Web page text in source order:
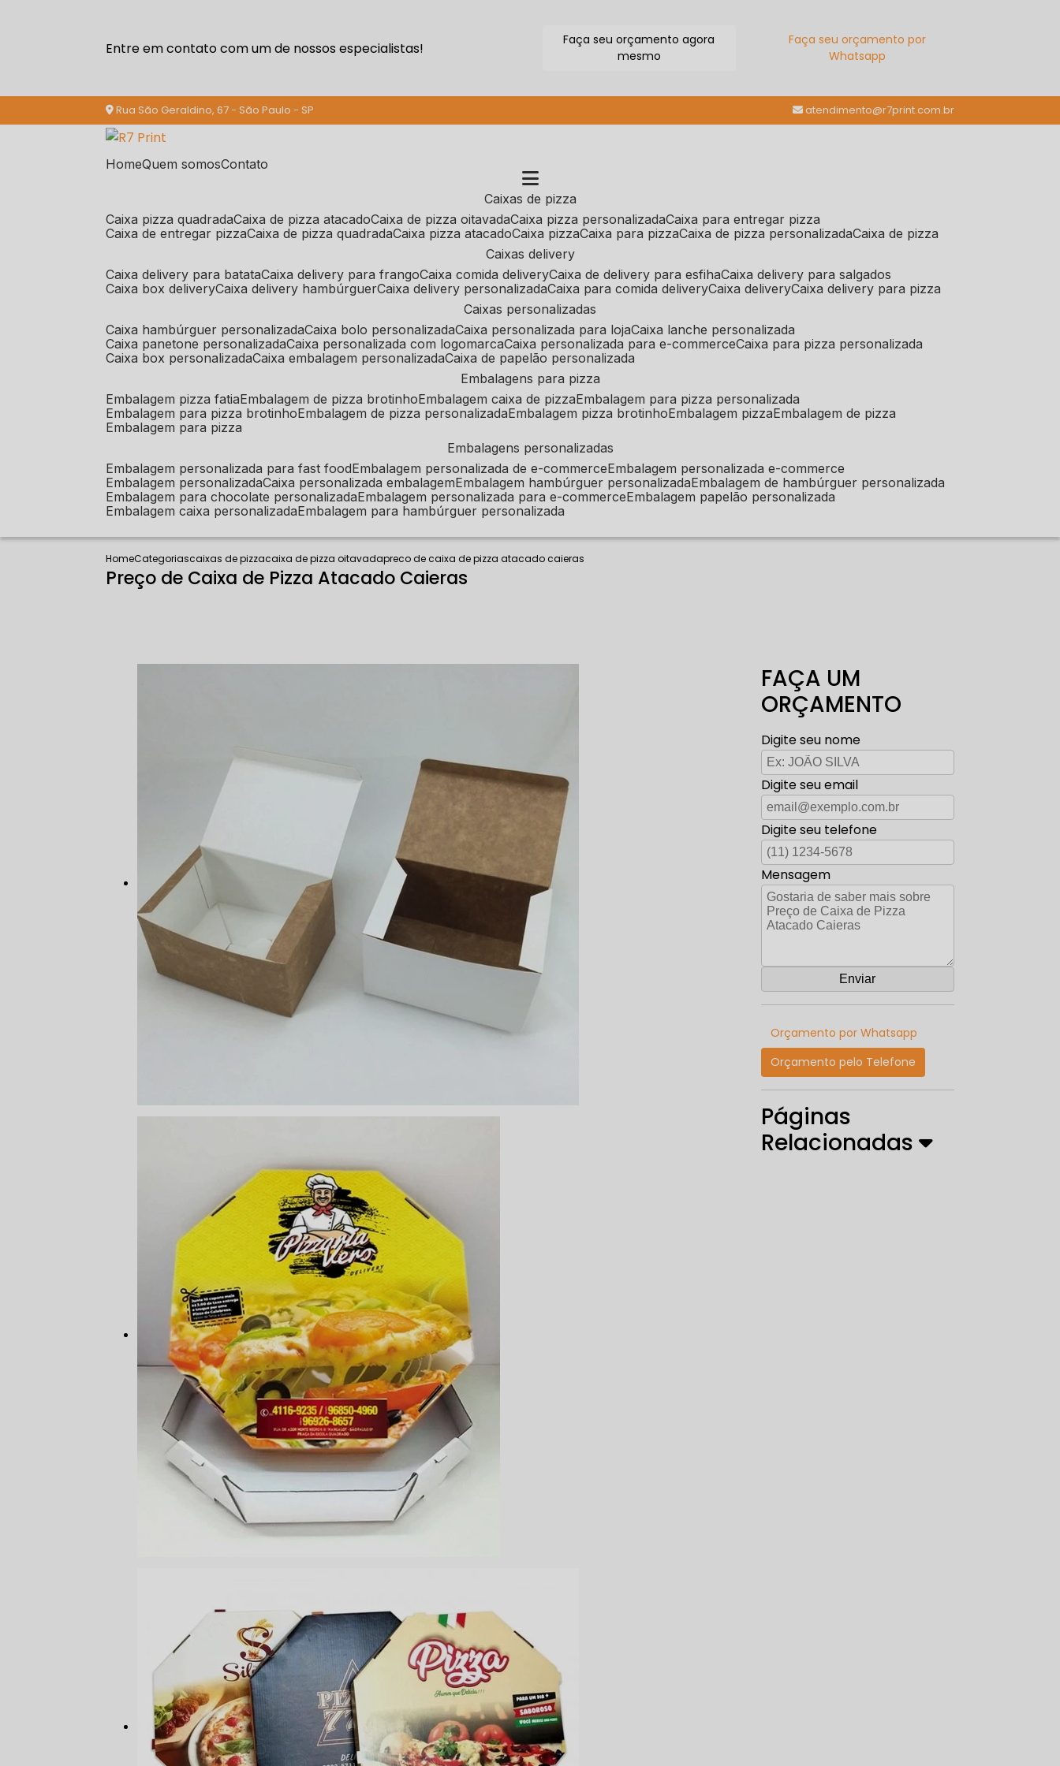
Entre em contato com um de nossos especialistas!
Faça seu orçamento agora
mesmo
Faça seu orçamento por
Whatsapp
Rua São Geraldino, 67 - São Paulo - SP atendimento@r7print.com.br
Home Quem somos Contato
caixas de pizza
caixa pizza quadrada caixa de pizza atacado caixa de pizza oitavada caixa pizza personalizada caixa para entregar pizza
caixa de entregar pizza caixa de pizza quadrada caixa pizza atacado caixa pizza caixa para pizza caixa de pizza personalizada caixa de pizza
caixas delivery
caixa delivery para batata caixa delivery para frango caixa comida delivery caixa de delivery para esfiha caixa delivery para salgados
caixa box delivery caixa delivery hambúrguer caixa delivery personalizada caixa para comida delivery caixa delivery caixa delivery para pizza
caixas personalizadas
caixa hambúrguer personalizada caixa bolo personalizada caixa personalizada para loja caixa lanche personalizada
caixa panetone personalizada caixa personalizada com logomarca caixa personalizada para e-commerce caixa para pizza personalizada
caixa box personalizada caixa embalagem personalizada caixa de papelão personalizada
embalagens para pizza
embalagem pizza fatia embalagem de pizza brotinho embalagem caixa de pizza embalagem para pizza personalizada
embalagem para pizza brotinho embalagem de pizza personalizada embalagem pizza brotinho embalagem pizza embalagem de pizza
embalagem para pizza
embalagens personalizadas
embalagem personalizada para fast food embalagem personalizada de e-commerce embalagem personalizada e-commerce
embalagem personalizada caixa personalizada embalagem embalagem hambúrguer personalizada embalagem de hambúrguer personalizada
embalagem para chocolate personalizada embalagem personalizada para e-commerce embalagem papelão personalizada
embalagem caixa personalizada embalagem para hambúrguer personalizada
HomeCategoriascaixas de pizzacaixa de pizza oitavadapreco de caixa de pizza atacado caieras
Preço de Caixa de Pizza Atacado Caieras
FAÇA UM
ORÇAMENTO
Digite seu nome
Digite seu email
Digite seu telefone
Mensagem
Orçamento por Whatsapp
Orçamento pelo Telefone
Páginas
Relacionadas